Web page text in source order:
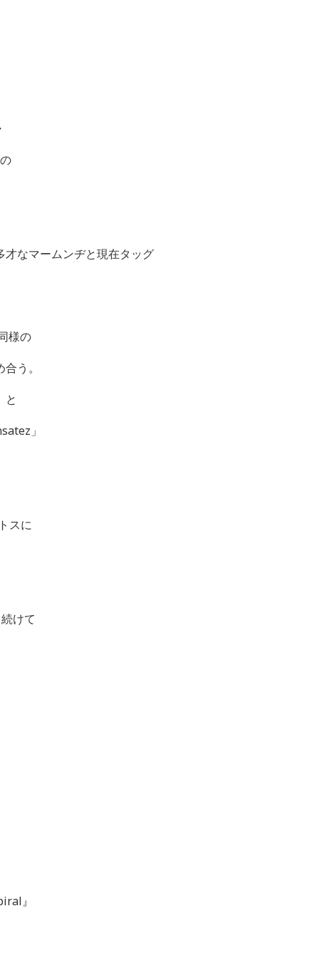
なマームンヂと現在タッグ
様の
う。
と
」
スに
けて
』